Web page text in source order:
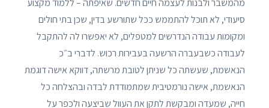
מהמשבר ולבנות לעצמה חיים חדשים. שאיפתה – ללמוד מקצוע
סיעודי, לא תוכל להתממש ככל שתורשע בדין, שכן בתי חולים
ומקומות עבודה הנדרשים למטפלים, לא יאפשרו לה להתקבל
לעבודה כשבעברה הרשעה בעבירות רכוש. לדברי ב״כ
הנאשמת, שעשתה כל שניתן לטובת מרשתה, דווקא אישה דוגמת
הנאשמת, אישה נורמטיבית שמתמודדת לבדה ובהצלחה כל
חייה, שמעדה ומבקשת לתקן את העוול שביצעה ולכפר על